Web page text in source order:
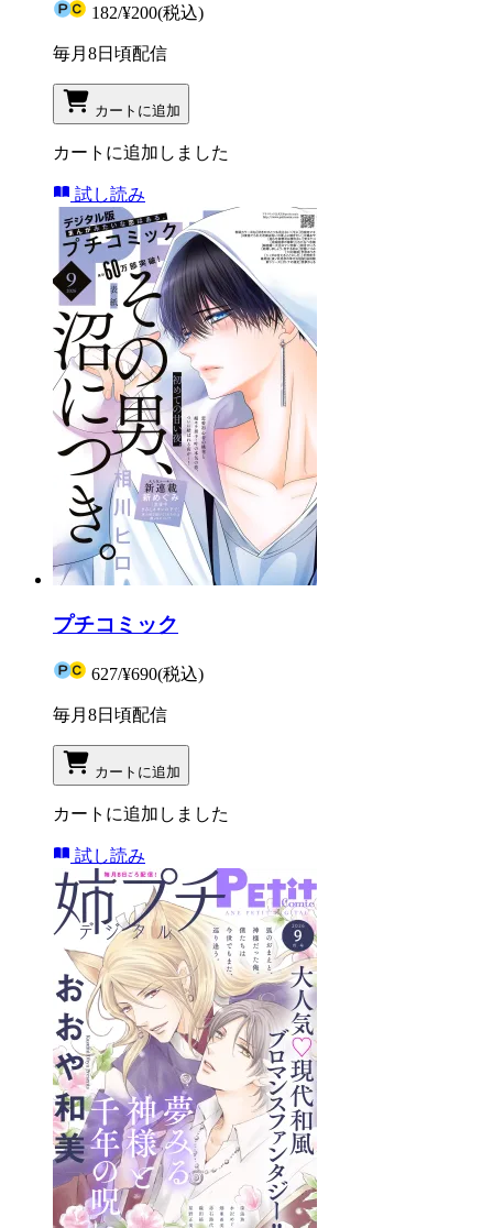
182/¥200(税込)
毎月8日頃配信
カートに追加
カートに追加しました
試し読み
プチコミック
627/¥690(税込)
毎月8日頃配信
カートに追加
カートに追加しました
試し読み